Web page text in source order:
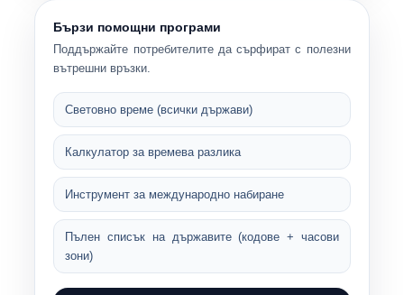
Бързи помощни програми
Поддържайте потребителите да сърфират с полезни
вътрешни връзки.
Световно време (всички държави)
Калкулатор за времева разлика
Инструмент за международно набиране
Пълен списък на държавите (кодове + часови
зони)